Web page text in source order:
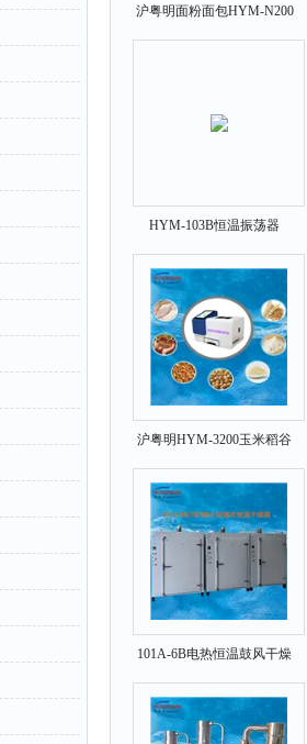
沪粤明面粉面包HYM-N200
针式和面机分析仪
HYM-103B恒温振荡器
HYM-200B台式恒温摇床
沪粤明HYM-3200玉米稻谷
近红外谷物分析仪
101A-6B电热恒温鼓风干燥
箱1200*1000*1500